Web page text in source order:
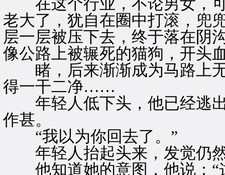
在这个行业，不论男女，可
老大了，犹自在圈中打滚，兜
层一层被压下去，终于落在阴
像公路上被辗死的猫狗，开头
睹，后来渐渐成为马路上无
得一干二净……
年轻人低下头，他已经逃出
作甚。
“我以为你回去了。”
年轻人抬起头来，发觉仍
他知道她的意图，他说：“